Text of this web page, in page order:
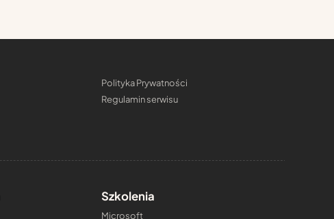
Polityka Prywatności
Regulamin serwisu
Szkolenia
Microsoft